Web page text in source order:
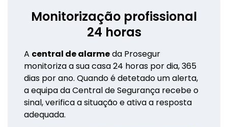
Monitorização profissional
24 horas
A central de alarmeda Prosegur
monitoriza a sua casa 24 horas por dia, 365
dias por ano. Quando é detetado um alerta,
a equipa da Central de Segurança recebe o
sinal, verifica a situação e ativa a resposta
adequada.